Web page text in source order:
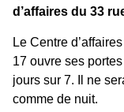
d’affaires du 33
Le Centre
17 ouvre ses
jours sur 7. Il ne
comme de nuit.